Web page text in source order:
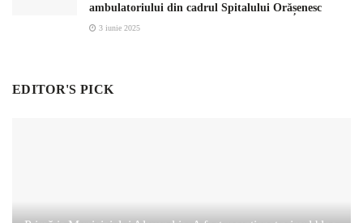
ambulatoriului din cadrul Spitalului Orășenesc
3 iunie 2025
EDITOR'S PICK